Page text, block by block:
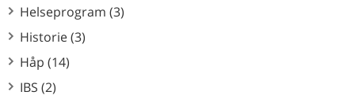
Helseprogram (3)
Historie (3)
Håp (14)
IBS (2)